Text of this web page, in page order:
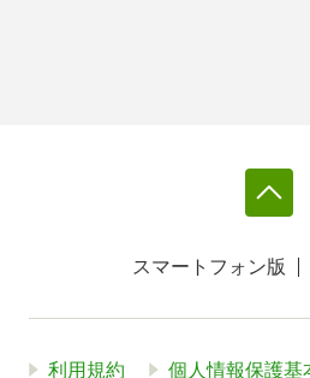
スマートフォン版
利用規約 個人情報保護基